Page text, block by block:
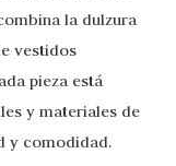
la dulzura
vestidos
pieza está
y materiales de
y comodidad.